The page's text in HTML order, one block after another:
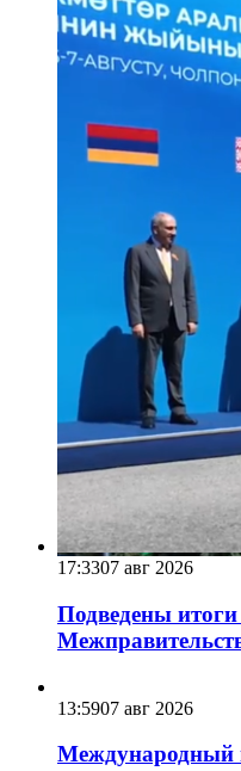
17:3307 авг 2026
Подведены итоги
13:5907 авг 2026
Международный